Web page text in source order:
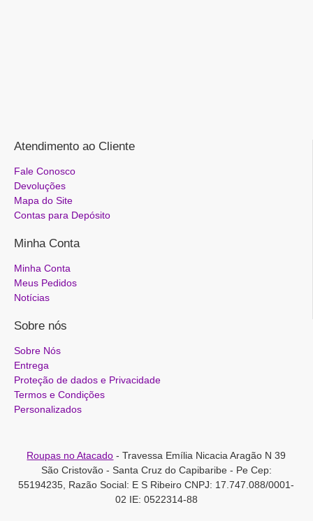
Atendimento ao Cliente
Fale Conosco
Devoluções
Mapa do Site
Contas para Depósito
Minha Conta
Minha Conta
Meus Pedidos
Notícias
Sobre nós
Sobre Nós
Entrega
Proteção de dados e Privacidade
Termos e Condições
Personalizados
Roupas no Atacado - Travessa Emília Nicacia Aragão N 39
São Cristovão - Santa Cruz do Capibaribe - Pe Cep:
55194235, Razão Social: E S Ribeiro CNPJ: 17.747.088/0001-
02 IE: 0522314-88